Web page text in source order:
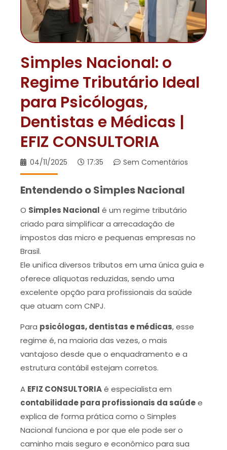
Simples Nacional: o
Regime Tributário Ideal
para Psicólogas,
Dentistas e Médicas |
EFIZ CONSULTORIA
04/11/2025 17:35 Sem Comentários
Entendendo o Simples Nacional
O Simples Nacional é um regime tributário
criado para simplificar a arrecadação de
impostos das micro e pequenas empresas no
Brasil.
Ele unifica diversos tributos em uma única guia e
oferece alíquotas reduzidas, sendo uma
excelente opção para profissionais da saúde
que atuam com CNPJ.
Para psicólogas, dentistas e médicas, esse
regime é, na maioria das vezes, o mais
vantajoso desde que o enquadramento e a
estrutura contábil estejam corretos.
A EFIZ CONSULTORIAé especialista em
contabilidade para profissionais da saúdee
explica de forma prática como o Simples
Nacional funciona e por que ele pode ser o
caminho mais seguro e econômico para sua